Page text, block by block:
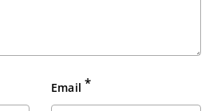
Email *